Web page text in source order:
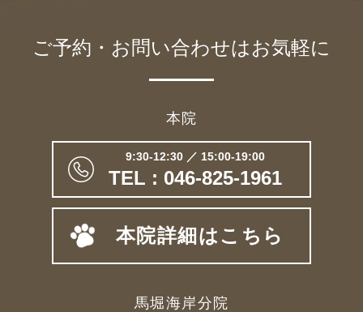
ご予約・お問い合わせはお気軽に
本院
9:30-12:30 ／ 15:00-19:00
TEL : 046-825-1961
本院詳細はこちら
馬堀海岸分院